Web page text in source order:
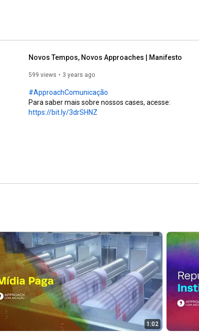
Novos Tempos, Novos Approaches | Manifesto
599 views 3 years ago
#ApproachComunicação
https://bit.ly/3drSHNZ
1:02